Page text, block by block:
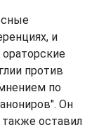
и
против
по
Он
также оставил